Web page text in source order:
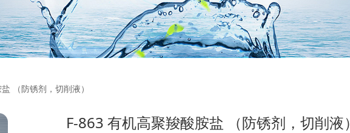
胺盐 （防锈剂，切削液）
（防锈剂，切削液）
F-863 有机高聚羧酸胺盐 （防锈剂，切削液）